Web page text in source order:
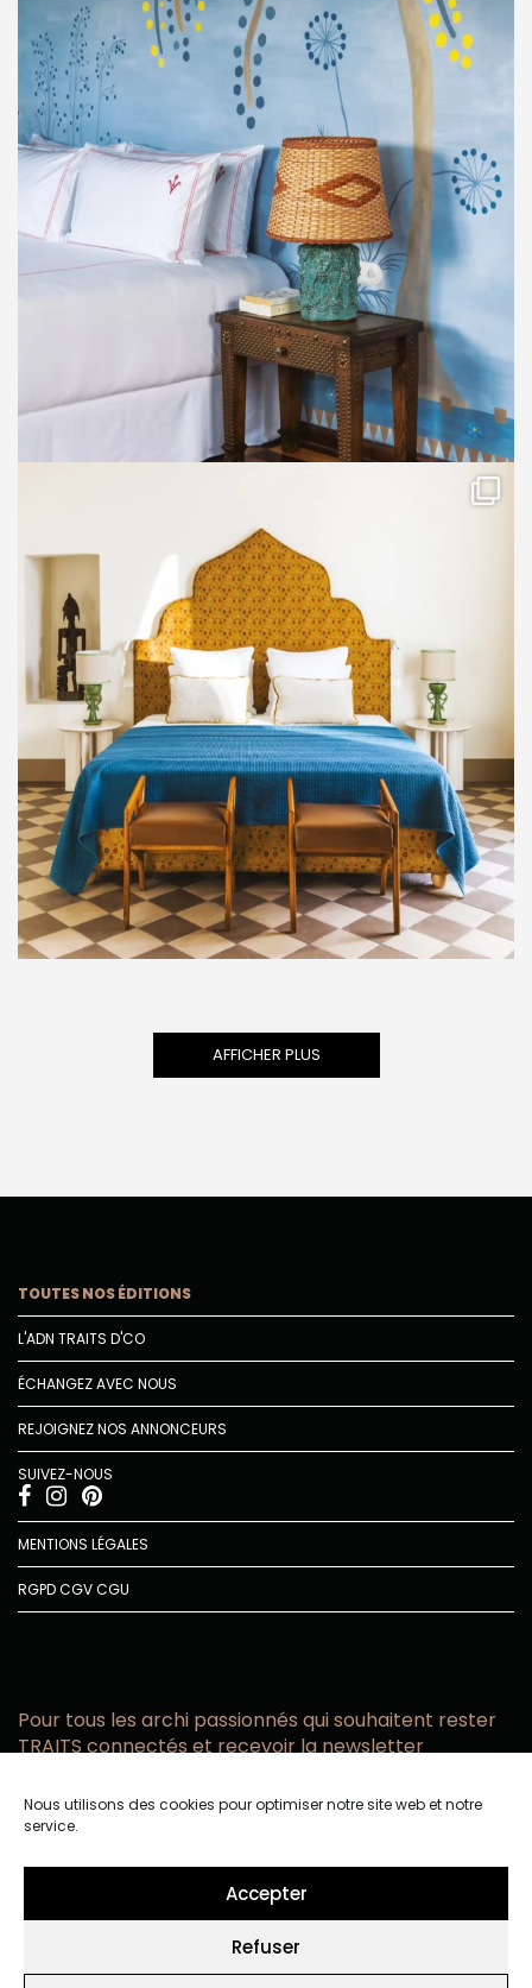
Nous utilisons des cookies pour optimiser notre site web et notre
service.
Accepter
Refuser
AFFICHER PLUS
TOUTES NOS ÉDITIONS
L'ADN TRAITS D'CO
ÉCHANGEZ AVEC NOUS
REJOIGNEZ NOS ANNONCEURS
SUIVEZ-NOUS
MENTIONS LÉGALES
RGPDCGVCGU
Pour tous les archi passionnés qui souhaitent rester
TRAITS connectés et recevoir la newsletter
email
confidentialité.